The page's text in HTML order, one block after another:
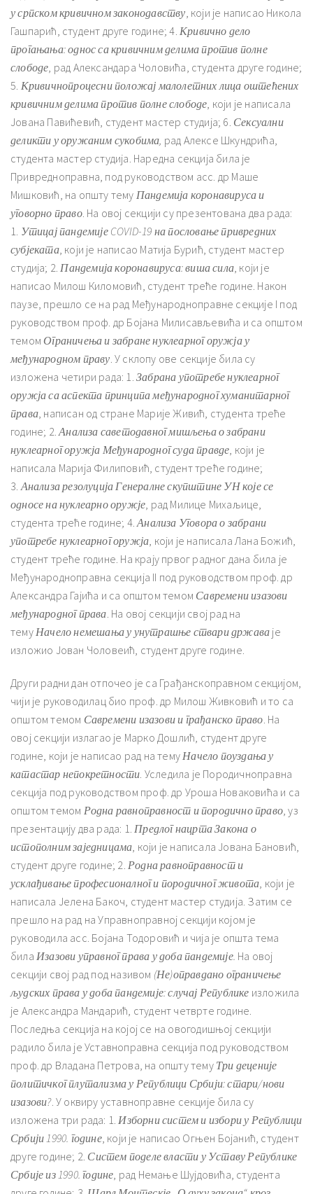
у српском кривичном законодавству, који је написао Никола
Гашпарић, студент друге године; 4. Кривично дело
прогањања: однос са кривичним делима против полне
слободе, рад Александара Чоловића, студента друге године;
5. Кривичнопроцесни положај малолетних лица оштећених
кривичним делима против полне слободе, који је написала
Јована Павићевић, студент мастер студија; 6. Сексуални
деликти у оружаним сукобима, рад Алексе Шкундрића,
студента мастер студија. Наредна секција била је
Привредноправна, под руководством асс. др Маше
Мишковић, на општу тему Пандемија коронавируса и
уговорно право. На овој секцији су презентована два рада:
1. Утицај пандемије COVID-19 на пословање привредних
субјеката, који је написао Матија Бурић, студент мастер
студија; 2.Пандемија коронавируса: виша сила, који је
написао Милош Киломовић, студент треће године. Након
паузе, прешло се на рад Међународноправне секције I под
руководством проф. др Бојана Милисављевића и са општом
темомОграничења и забране нуклеарног оружја у
међународном праву. У склопу ове секције била су
изложена четири рада: 1. Забрана употребе нуклеарног
оружја са аспекта принципа међународног хуманитарног
права, написан од стране Марије Живић, студента треће
године; 2.Анализа саветодавног мишљења о забрани
нуклеарног оружја Међународног суда правде, који је
написала Марија Филиповић, студент треће године;
3.Анализа резолуција Генералне скупштине УН које се
односе на нуклеарно оружје, рад Милице Михаљице,
студента треће године; 4.Анализа Уговора о забрани
употребе нуклеарног оружја, који је написала Лана Божић,
студент треће године. На крају првог радног дана била је
Међународноправна секција II под руководством проф. др
Александра Гајића и са општом темом Савремени изазови
међународног права. На овој секцији свој рад на
темуНачело немешања у унутрашње ствари држава је
изложио Јован Чоловеић, студент друге године.
Други радни дан отпочео је са Грађанскоправном секцијом,
чији је руководилац био проф. др Милош Живковић и то са
општом темом Савремени изазови и грађанско право. На
овој секцији излагао је Марко Дошлић, студент друге
године, који је написао рад на темуНачело поуздања у
катастар непокретности. Уследила је Породичноправна
секција под руководством проф. др Уроша Новаковића и са
општом темом Родна равноправност и породично право, уз
презентацију два рада: 1.Предлог нацрта Закона о
истополним заједницама, који је написала Јована Бановић,
студент друге године; 2. Родна равноправност и
усклађивање професионалног и породичног живота, који је
написала Јелена Бакоч, студент мастер студија. Затим се
прешло на рад на Управноправној секцији којом је
руководила асс. Бојана Тодоровић и чија је општа тема
била Изазови управног права у доба пандемије. На овој
секцији свој рад под називом (Не)оправдано ограничење
људских права у доба пандемије: случај Републике изложила
је Александра Мандарић, студент четврте године.
Последња секција на којој се на овогодишњој секцији
радило била је Уставноправна секција под руководством
проф. др Владана Петрова, на општу тему Три деценије
политичког плутализма у Републици Србији: стари/нови
изазови?. У оквиру уставноправне секције била су
изложена три рада: 1.Изборни систем и избори у Републици
Србији 1990. године, који је написао Огњен Бојанић, студент
друге године; 2. Систем поделе власти у Уставу Републике
Србије из 1990. године, рад Немање Шујдовића, студента